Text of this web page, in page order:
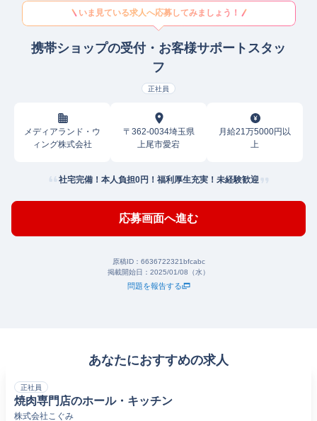
いま見ている求人へ応募してみましょう！
携帯ショップの受付・お客様サポートスタッ
フ
正社員
メディアランド・ウ
ィング株式会社
〒362-0034埼玉県
上尾市愛宕
月給21万5000円以
上
社宅完備！本人負担0円！福利厚生充実！未経験歓迎
応募画面へ進む
原稿ID： 6636722321bfcabc
掲載開始日： 2025/01/08（水）
問題を報告する
あなたにおすすめの求人
正社員
焼肉専門店のホール・キッチン
株式会社こぐみ